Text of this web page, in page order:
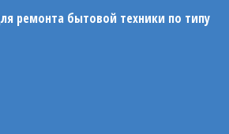
ремонта бытовой техники по типу